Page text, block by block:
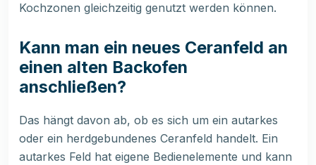
Kochzonen gleichzeitig genutzt werden können.
Kann man ein neues Ceranfeld an
einen alten Backofen
anschließen?
Das hängt davon ab, ob es sich um ein autarkes
oder ein herdgebundenes Ceranfeld handelt. Ein
autarkes Feld hat eigene Bedienelemente und kann